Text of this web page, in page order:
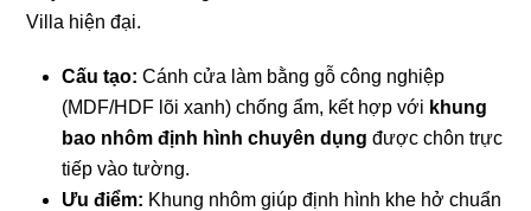
Villa hiện đại.
Cấu tạo: Cánh cửa làm bằng gỗ công nghiệp
(MDF/HDF lõi xanh) chống ẩm, kết hợp với khung
bao nhôm định hình chuyên dụng được chôn trực
tiếp vào tường.
Ưu điểm: Khung nhôm giúp định hình khe hở chuẩn